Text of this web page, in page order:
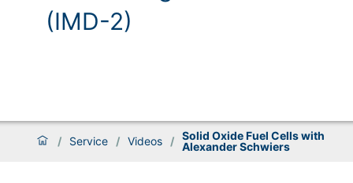
(IMD-2)
/ Service / Videos / Solid Oxide Fuel Cells with
Alexander Schwiers